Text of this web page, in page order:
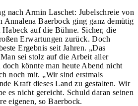
nach Armin Laschet: Jubelschreie von
Annalena Baerbock ging ganz demütig
auf die Bühne. Sicher, die
Erwartungen zurück. Doch
Ergebnis seit Jahren. „Das
sei stolz auf die Arbeit aller
könnte man heute Abend nicht
noch mit. „Wir sind erstmals
Kraft dieses Land zu gestalten. Wir
es nicht gereicht. Schuld daran seinen
eigenen, so Baerbock.